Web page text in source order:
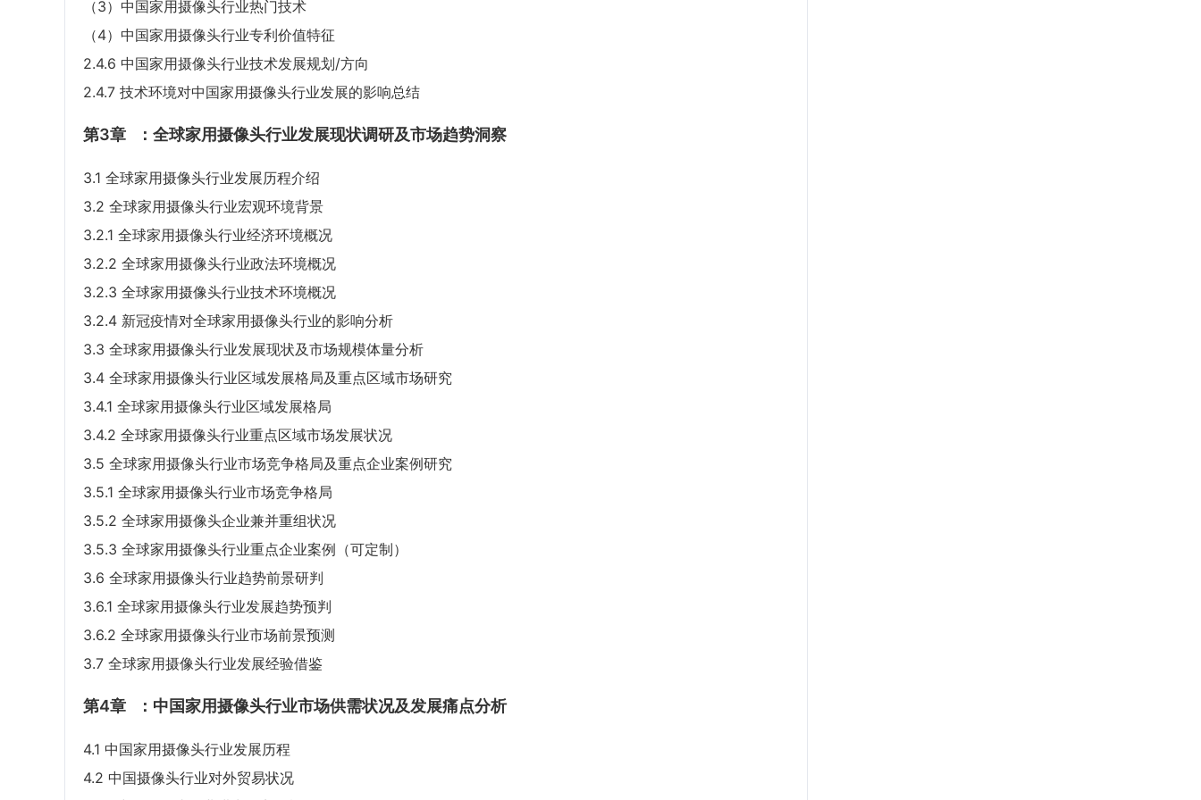
（3）中国家用摄像头行业热门技术
（4）中国家用摄像头行业专利价值特征
2.4.6 中国家用摄像头行业技术发展规划/方向
2.4.7 技术环境对中国家用摄像头行业发展的影响总结
第3章 ：全球家用摄像头行业发展现状调研及市场趋势洞察
3.1 全球家用摄像头行业发展历程介绍
3.2 全球家用摄像头行业宏观环境背景
3.2.1 全球家用摄像头行业经济环境概况
3.2.2 全球家用摄像头行业政法环境概况
3.2.3 全球家用摄像头行业技术环境概况
3.2.4 新冠疫情对全球家用摄像头行业的影响分析
3.3 全球家用摄像头行业发展现状及市场规模体量分析
3.4 全球家用摄像头行业区域发展格局及重点区域市场研究
3.4.1 全球家用摄像头行业区域发展格局
3.4.2 全球家用摄像头行业重点区域市场发展状况
3.5 全球家用摄像头行业市场竞争格局及重点企业案例研究
3.5.1 全球家用摄像头行业市场竞争格局
3.5.2 全球家用摄像头企业兼并重组状况
3.5.3 全球家用摄像头行业重点企业案例（可定制）
3.6 全球家用摄像头行业趋势前景研判
3.6.1 全球家用摄像头行业发展趋势预判
3.6.2 全球家用摄像头行业市场前景预测
3.7 全球家用摄像头行业发展经验借鉴
第4章 ：中国家用摄像头行业市场供需状况及发展痛点分析
4.1 中国家用摄像头行业发展历程
4.2 中国摄像头行业对外贸易状况